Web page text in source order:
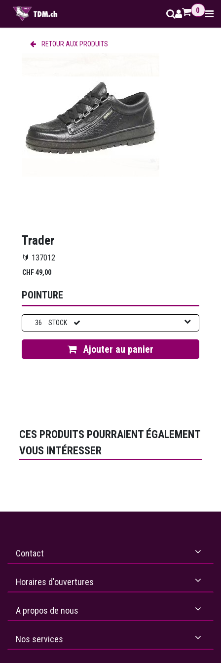
0
RETOUR AUX PRODUITS
Trader
🔰 137012
CHF49,00
POINTURE
36 STOCK
Ajouter au panier
CES PRODUITS POURRAIENT ÉGALEMENT
VOUS INTÉRESSER
Contact
Horaires d'ouvertures
A propos de nous
Nos services